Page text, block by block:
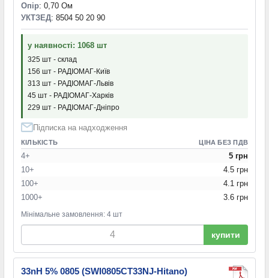
Опір: 0,70 Ом
УКТЗЕД: 8504 50 20 90
у наявності: 1068 шт
325 шт - склад
156 шт - РАДІОМАГ-Київ
313 шт - РАДІОМАГ-Львів
45 шт - РАДІОМАГ-Харків
229 шт - РАДІОМАГ-Дніпро
Підписка на надходження
КІЛЬКІСТЬ ЦІНА БЕЗ ПДВ
4+
5 грн
10+
4.5 грн
100+
4.1 грн
1000+
3.6 грн
Мінімальне замовлення: 4 шт
купити
33nH 5% 0805 (SWI0805CT33NJ-Hitano)